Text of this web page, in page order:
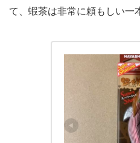
て、蝦茶は非常に頼もしい一